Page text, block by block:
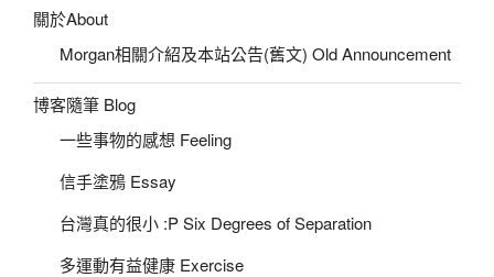
關於About
Morgan相關介紹及本站公告(舊文) Old Announcement
博客隨筆 Blog
一些事物的感想 Feeling
信手塗鴉 Essay
台灣真的很小 :P Six Degrees of Separation
多運動有益健康 Exercise